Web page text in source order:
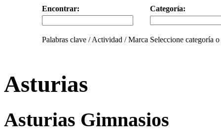
Encontrar: Categoría:
Palabras clave / Actividad / Marca Seleccione categoría
Asturias
Asturias Gimnasios